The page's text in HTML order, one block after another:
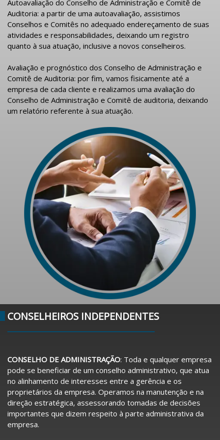
Autoavaliação do Conselho de Administração e Comitê de
Auditoria: a partir de uma autoavaliação, assistimos
Conselhos e Comitês no adequado endereçamento de suas
atividades e responsabilidades, deixando um registro
quanto à sua atuação, inclusive a novos conselheiros.
Avaliação e prognóstico dos Conselho de Administração e
Comitê de Auditoria: por fim, vamos fisicamente até a
empresa de cada cliente e realizamos uma avaliação do
Conselho de Administração e Comitê de auditoria, deixando
um relatório referente à sua atuação.
CONSELHEIROS INDEPENDENTES
CONSELHO DE ADMINISTRAÇÃO: Toda e qualquer empresa
pode se beneficiar de um conselho administrativo, que atua
no alinhamento de interesses entre a gerência e os
proprietários da empresa. Operamos na manutenção e na
direção estratégica, assessorando tomadas de decisões
importantes que dizem respeito à parte administrativa da
empresa.